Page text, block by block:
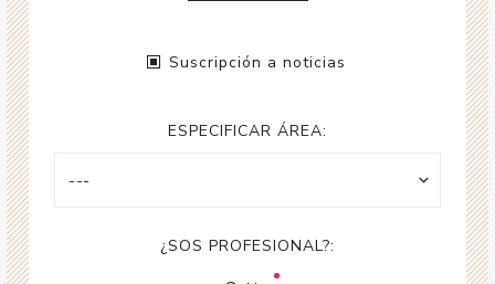
Suscripción a noticias
ESPECIFICAR ÁREA:
¿SOS PROFESIONAL?: